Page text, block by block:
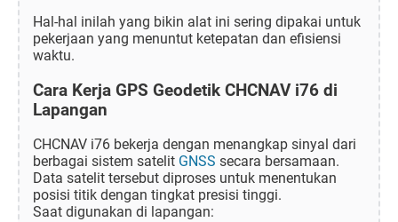
Hal-hal inilah yang bikin alat ini sering dipakai untuk
pekerjaan yang menuntut ketepatan dan efisiensi
waktu.
Cara Kerja GPS Geodetik CHCNAV i76 di
Lapangan
CHCNAV i76 bekerja dengan menangkap sinyal dari
berbagai sistem satelit GNSS secara bersamaan.
Data satelit tersebut diproses untuk menentukan
posisi titik dengan tingkat presisi tinggi.
Saat digunakan di lapangan: